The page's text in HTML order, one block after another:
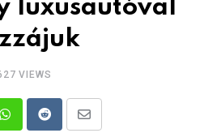
luxusautóval
VIEWS
WhatsappRedditShare